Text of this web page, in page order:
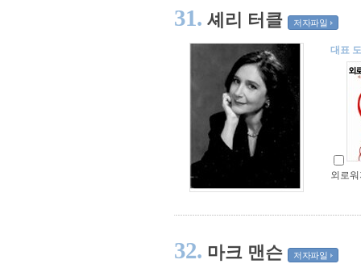
31. 셰리 터클 저자파일
대표
외로
32. 마크 맨슨 저자파일